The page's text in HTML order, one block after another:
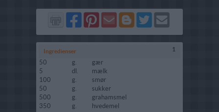
Del
på
Facebook
Del
på
Pinterest
Send
via
GMail
Del
på
Blogger
Del
på
Twitter
Send
Ingredienser 1
50 g.
gær
5
dl.
mælk
100
g.
smør
50
g.
sukker
500
g.
grahamsmel
350
g. hvedemel